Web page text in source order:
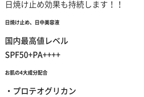
日焼け止め効果も持続します！！
日焼け止め、日中美容液
国内最高値レベル
SPF50+PA++++
お肌の4大成分配合
・プロテオグリカン